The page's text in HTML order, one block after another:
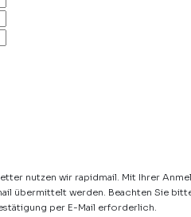
nutzen wir rapidmail. Mit Ihrer
übermittelt werden. Beachten Sie
per E-Mail erforderlich.